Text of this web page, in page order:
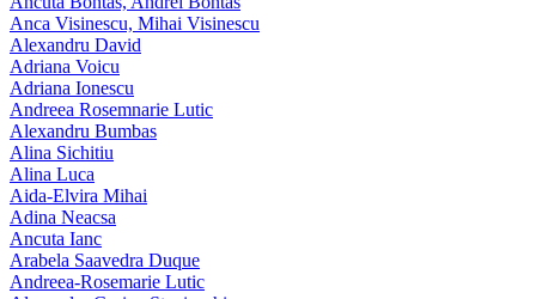
Anca Visinescu, Mihai Visinescu
Alexandru David
Adriana Voicu
Adriana Ionescu
Andreea Rosemnarie Lutic
Alexandru Bumbas
Alina Sichitiu
Alina Luca
Aida-Elvira Mihai
Adina Neacsa
Ancuta Ianc
Arabela Saavedra Duque
Andreea-Rosemarie Lutic